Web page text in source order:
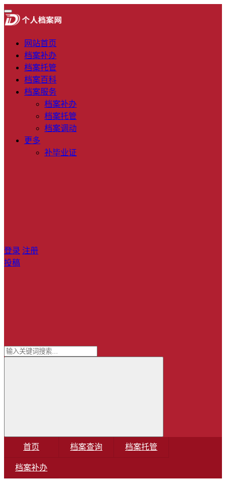
网站首页
档案补办
档案托管
档案百科
档案服务
档案补办
档案托管
档案调动
更多
补毕业证
登录 注册
投稿
首页 档案查询 档案托管
档案补办